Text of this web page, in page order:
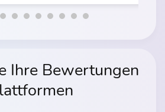
Ihre Bewertungen